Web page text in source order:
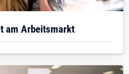
am Arbeitsmarkt